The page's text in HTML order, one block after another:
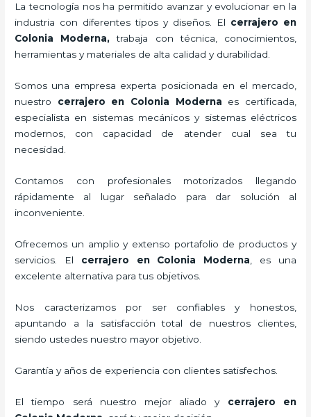
La tecnología nos ha permitido avanzar y evolucionar en la
industria con diferentes tipos y diseños. El cerrajero en
Colonia Moderna,trabaja con técnica, conocimientos,
herramientas y materiales de alta calidad y durabilidad.
Somos una empresa experta posicionada en el mercado,
nuestro cerrajero en Colonia Moderna es certificada,
especialista en sistemas mecánicos y sistemas eléctricos
modernos, con capacidad de atender cual sea tu
necesidad.
Contamos con profesionales motorizados llegando
rápidamente al lugar señalado para dar solución al
inconveniente.
Ofrecemos un amplio y extenso portafolio de productos y
servicios. El cerrajero en Colonia Moderna , es una
excelente alternativa para tus objetivos.
Nos caracterizamos por ser confiables y honestos,
apuntando a la satisfacción total de nuestros clientes,
siendo ustedes nuestro mayor objetivo.
Garantía y años de experiencia con clientes satisfechos.
El tiempo será nuestro mejor aliado y cerrajero en